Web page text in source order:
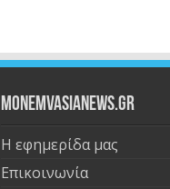
Monemvasianews.gr
Η εφημερίδα μας
Επικοινωνία